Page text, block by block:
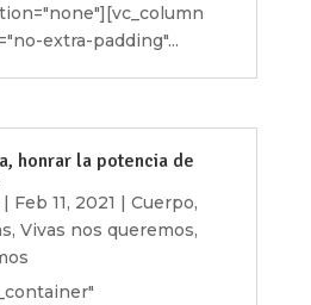
extra-padding"...
honrar la potencia de
| Feb 11, 2021 | Cuerpo,
, Vivas nos queremos,